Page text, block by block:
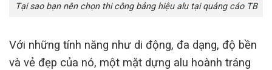
Tại sao bạn nên chọn thi công bảng hiệu alu tại quảng cáo TB
Với những tính năng như di động, đa dạng, độ bền
và vẻ đẹp của nó, một mặt dựng alu hoành tráng